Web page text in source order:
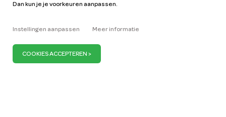
Onze missie
Pers
Dan kun je je voorkeuren aanpassen.
Instellingen aanpassen Meer informatie